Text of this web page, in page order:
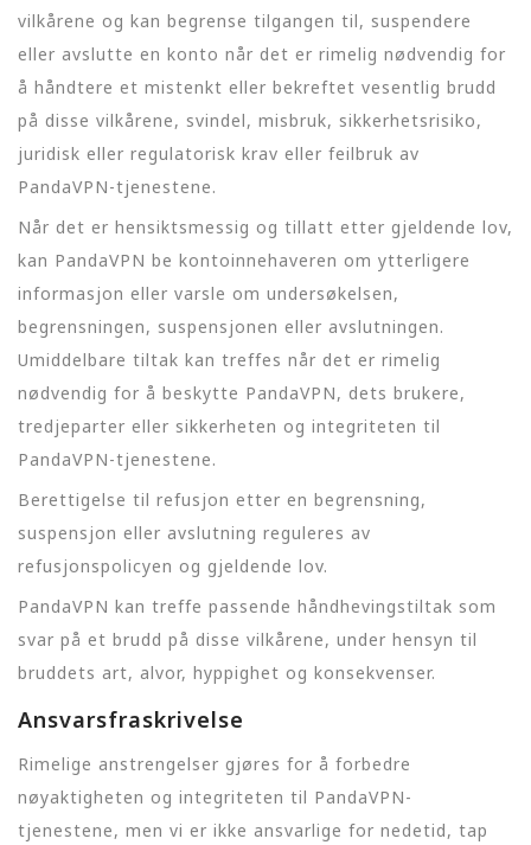
vilkårene og kan begrense tilgangen til, suspendere
eller avslutte en konto når det er rimelig nødvendig for
å håndtere et mistenkt eller bekreftet vesentlig brudd
på disse vilkårene, svindel, misbruk, sikkerhetsrisiko,
juridisk eller regulatorisk krav eller feilbruk av
PandaVPN-tjenestene.
Når det er hensiktsmessig og tillatt etter gjeldende lov,
kan PandaVPN be kontoinnehaveren om ytterligere
informasjon eller varsle om undersøkelsen,
begrensningen, suspensjonen eller avslutningen.
Umiddelbare tiltak kan treffes når det er rimelig
nødvendig for å beskytte PandaVPN, dets brukere,
tredjeparter eller sikkerheten og integriteten til
PandaVPN-tjenestene.
Berettigelse til refusjon etter en begrensning,
suspensjon eller avslutning reguleres av
refusjonspolicyen og gjeldende lov.
PandaVPN kan treffe passende håndhevingstiltak som
svar på et brudd på disse vilkårene, under hensyn til
bruddets art, alvor, hyppighet og konsekvenser.
Ansvarsfraskrivelse
Rimelige anstrengelser gjøres for å forbedre
nøyaktigheten og integriteten til PandaVPN-
tjenestene, men vi er ikke ansvarlige for nedetid, tap